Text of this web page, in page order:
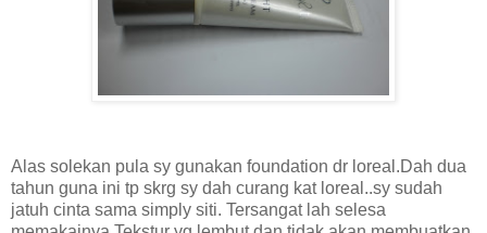
Alas solekan pula sy gunakan foundation dr loreal.Dah dua
tahun guna ini tp skrg sy dah curang kat loreal..sy sudah
jatuh cinta sama simply siti. Tersangat lah selesa